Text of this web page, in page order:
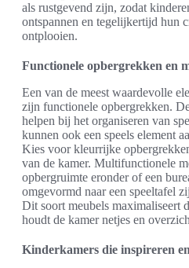
als rustgevend zijn, zodat
ontspannen en tegelijkertijd hun
ontplooien.
Functionele opbergrekken en
Een van de meest waardevolle
zijn functionele opbergrekken.
helpen bij het organiseren van
kunnen ook een speels element
Kies voor kleurrijke
van de kamer. Multifunctionele
opbergruimte eronder of een
omgevormd naar een speeltafel
Dit soort meubels maximaliseert
houdt de kamer netjes en
Kinderkamers die inspireren